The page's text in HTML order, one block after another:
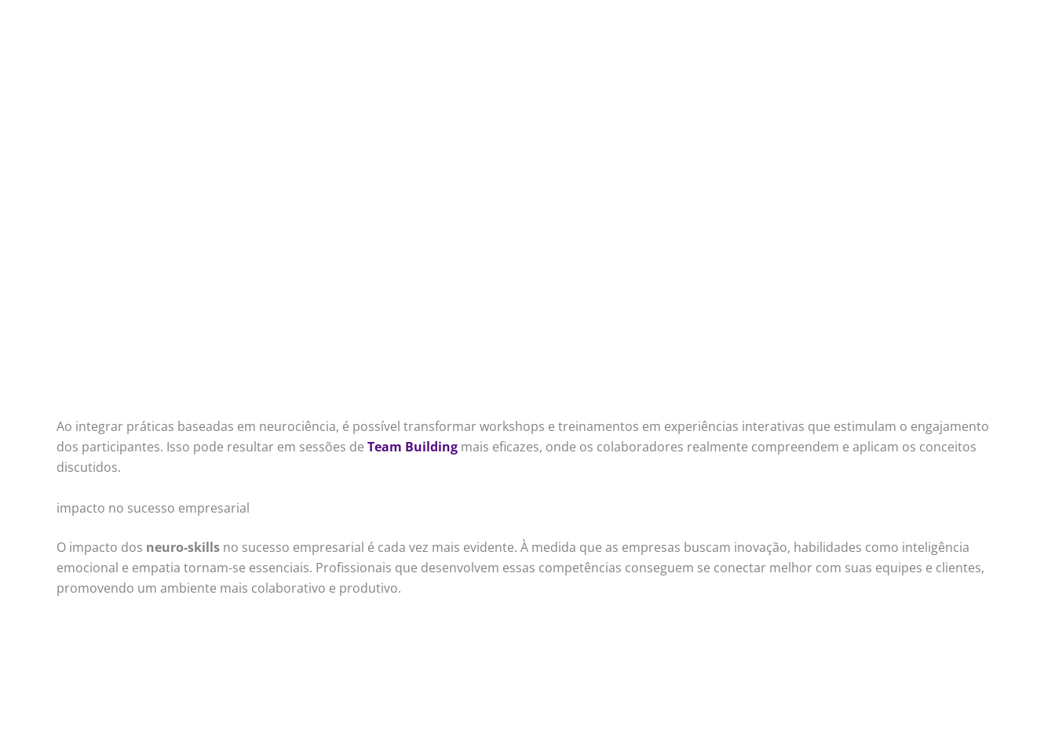
Ao integrar práticas baseadas em neurociência, é possível transformar workshops e treinamentos em experiências interativas que estimulam o engajamento
dos participantes. Isso pode resultar em sessões de Team Building mais eficazes, onde os colaboradores realmente compreendem e aplicam os conceitos
discutidos.
impacto no sucesso empresarial
O impacto dos neuro-skills no sucesso empresarial é cada vez mais evidente. À medida que as empresas buscam inovação, habilidades como inteligência
emocional e empatia tornam-se essenciais. Profissionais que desenvolvem essas competências conseguem se conectar melhor com suas equipes e clientes,
promovendo um ambiente mais colaborativo e produtivo.